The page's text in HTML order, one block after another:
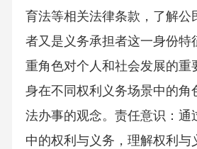
育法等相关法律条款，了解公
者又是义务承担者这一身份特
重角色对个人和社会发展的重
身在不同权利义务场景中的角
法办事的观念。责任意识：通
中的权利与义务，理解权利与